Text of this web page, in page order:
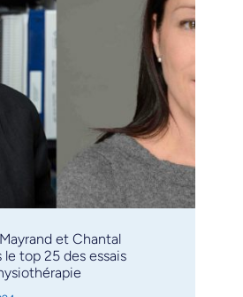
et Chantal
le top 25 des essais